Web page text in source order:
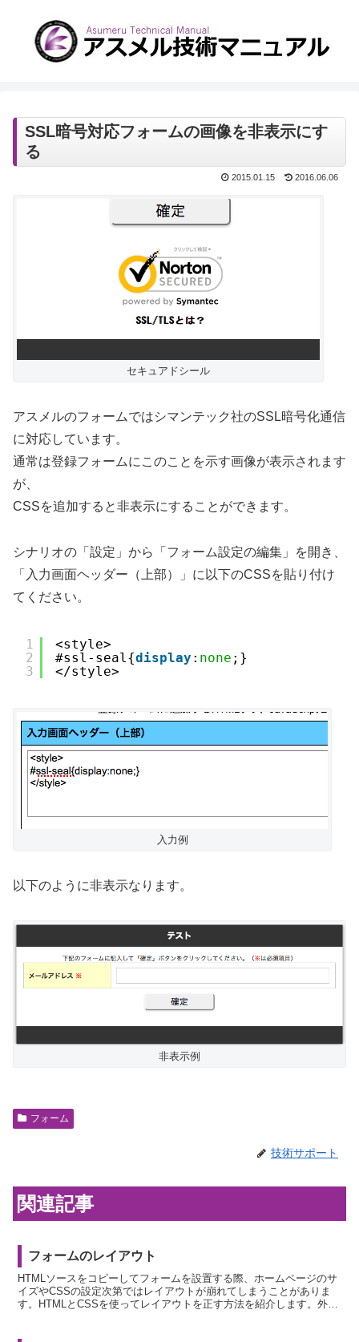
SSL暗号対応フォームの画像を非表示にす
る
2015.01.15 2016.06.06
セキュアドシール
アスメルのフォームではシマンテック社のSSL暗号化通信
に対応しています。
通常は登録フォームにこのことを示す画像が表示されます
が、
CSSを追加すると非表示にすることができます。
シナリオの「設定」から「フォーム設定の編集」を開き、
「入力画面ヘッダー（上部）」に以下のCSSを貼り付け
てください。
1
2
3
<style>
#ssl-seal{display : none ;}
</style>
入力例
以下のように非表示なります。
非表示例
フォーム
技術サポート
関連記事
フォームのレイアウト
HTMLソースをコピーしてフォームを設置する際、ホームページのサ
イズやCSSの設定次第ではレイアウトが崩れてしまうことがありま
す。HTMLとCSSを使ってレイアウトを正す方法を紹介します。外側